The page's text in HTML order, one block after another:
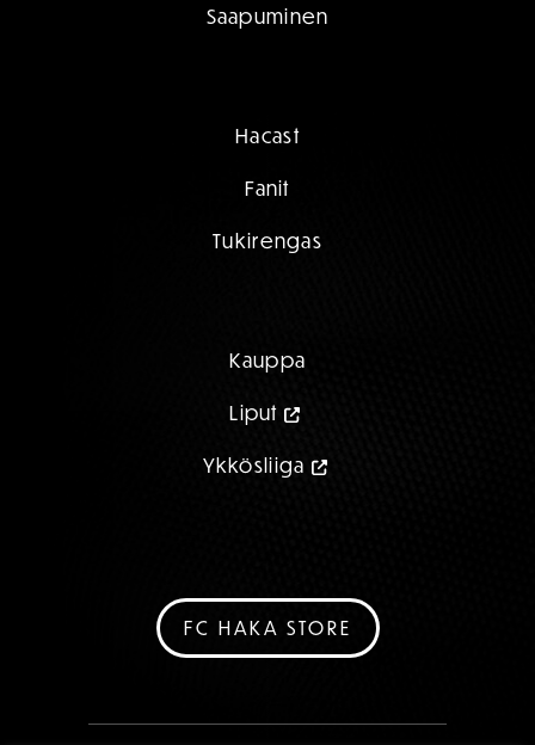
Saapuminen
Hacast
Fanit
Tukirengas
Kauppa
Liput
Ykkösliiga
FC HAKA STORE